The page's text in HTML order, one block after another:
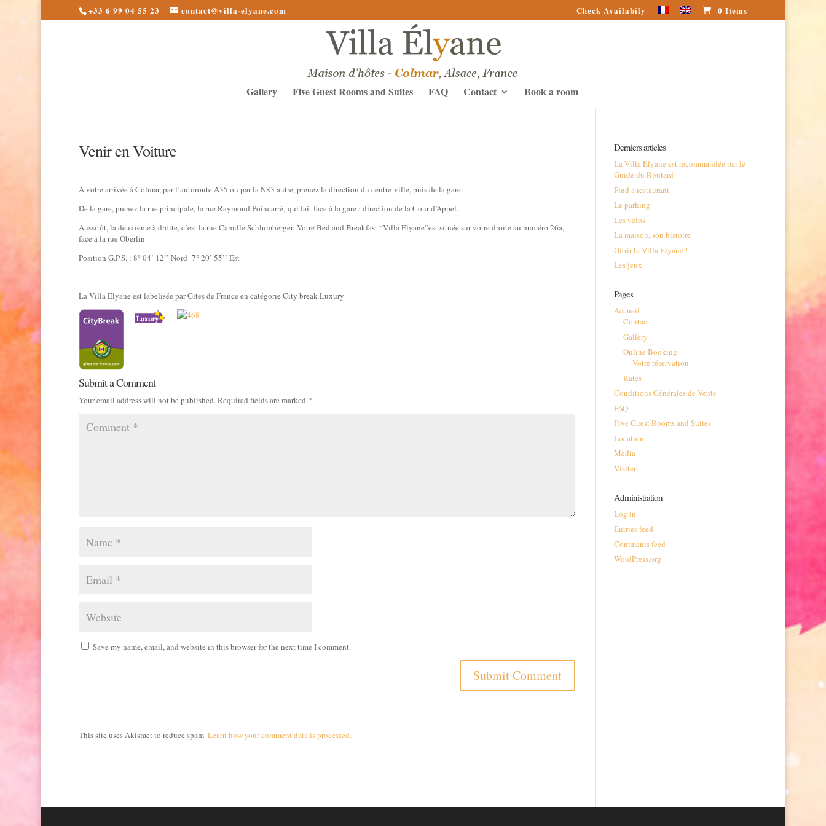
+33 6 99 04 55 23 contact@villa-elyane.com Check Availabily 0 Items
Gallery Five Guest Rooms and Suites FAQ Contact Book a room
Venir en Voiture
A votre arrivée à Colmar, par l’autoroute A35 ou par la N83 autre, prenez la direction du centre-ville, puis de la gare.
De la gare, prenez la rue principale, la rue Raymond Poincarré, qui fait face à la gare : direction de la Cour d’Appel.
Aussitôt, la deuxième à droite, c’est la rue Camille Schlumberger. Votre Bed and Breakfast “Villa Elyane”est située sur votre droite au numéro 26a,
face à la rue Oberlin
Position G.P.S. : 8° 04’ 12’’ Nord 7° 20’ 55’’ Est
La Villa Elyane est labelisée par Gites de France en catégorie City break Luxury
Submit a Comment
Your email address will not be published.Required fields are marked *
Save my name, email, and website in this browser for the next time I comment.
This site uses Akismet to reduce spam.Learn how your comment data is processed.
Derniers articles
La Villa Élyane est recommandée par le
Guide du Routard
Find a restaurant
Le parking
Les vélos
La maison, son histoire
Offrir la Villa Elyane !
Les jeux
Pages
Accueil
Contact
Gallery
Online Booking
Votre réservation
Rates
Conditions Générales de Vente
FAQ
Five Guest Rooms and Suites
Location
Media
Visiter
Administration
Log in
Entries feed
Comments feed
WordPress.org